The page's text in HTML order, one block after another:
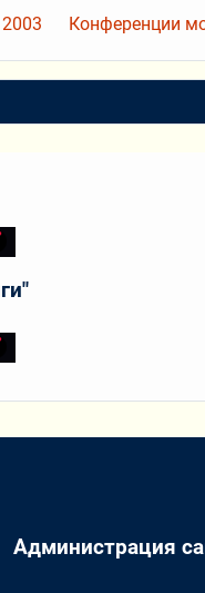
2003 Конференции
Администрация